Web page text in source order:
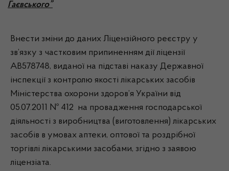
Гаєвського”
Внести зміни до даних Ліцензійного реєстру у
зв’язку з частковим припиненням дії ліцензії
АВ578748, виданої на підставі наказу Державної
інспекції з контролю якості лікарських засобів
Міністерства охорони здоров’я України від
05.07.2011 № 412 на провадження господарської
діяльності з виробництва (виготовлення) лікарських
засобів в умовах аптеки, оптової та роздрібної
торгівлі лікарськими засобами, згідно з заявою
ліцензіата.